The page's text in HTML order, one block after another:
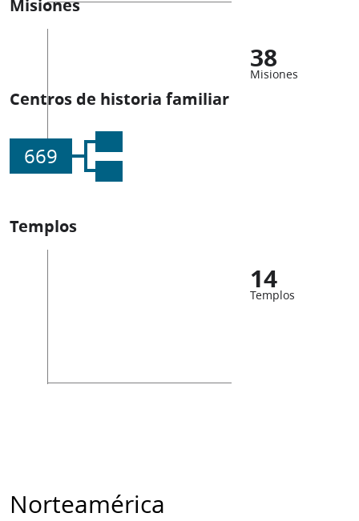
38
Misiones
Centros de historia familiar
669
Templos
14
Templos
Norteamérica